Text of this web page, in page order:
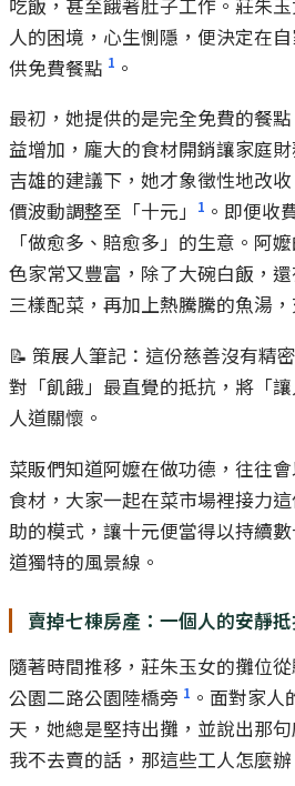
人的困境，心生惻隱，便決定在
供免費餐點 1 。
最初，她提供的是完全免費的餐
益增加，龐大的食材開銷讓家庭
吉雄的建議下，她才象徵性地改
價波動調整至「十元」
1 。即便收
「做愈多、賠愈多」的生意。阿
色家常又豐富，除了大碗白飯，
三樣配菜，再加上熱騰騰的魚湯，
📝 策展人筆記：這份慈善沒有精
對「飢餓」最直覺的抵抗，將「
人道關懷。
菜販們知道阿嬤在做功德，往往
食材，大家一起在菜市場裡接力
助的模式，讓十元便當得以持續
道獨特的風景線。
賣掉七棟房產：一個人的安靜
隨著時間推移，莊朱玉女的攤位
公園二路公園陸橋旁 1 。面對家
天，她總是堅持出攤，並說出那
我不去賣的話，那這些工人怎麼辦